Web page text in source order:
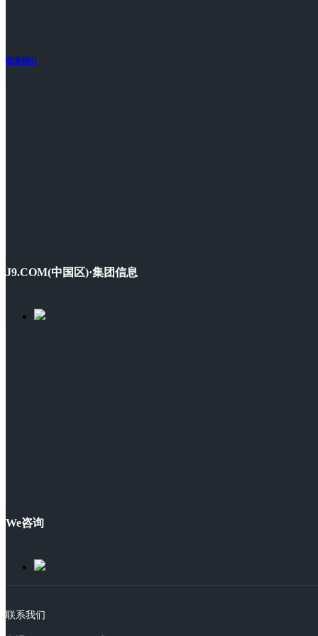
联系我们
J9.COM(中国区)·集团信息
We咨询
联系我们